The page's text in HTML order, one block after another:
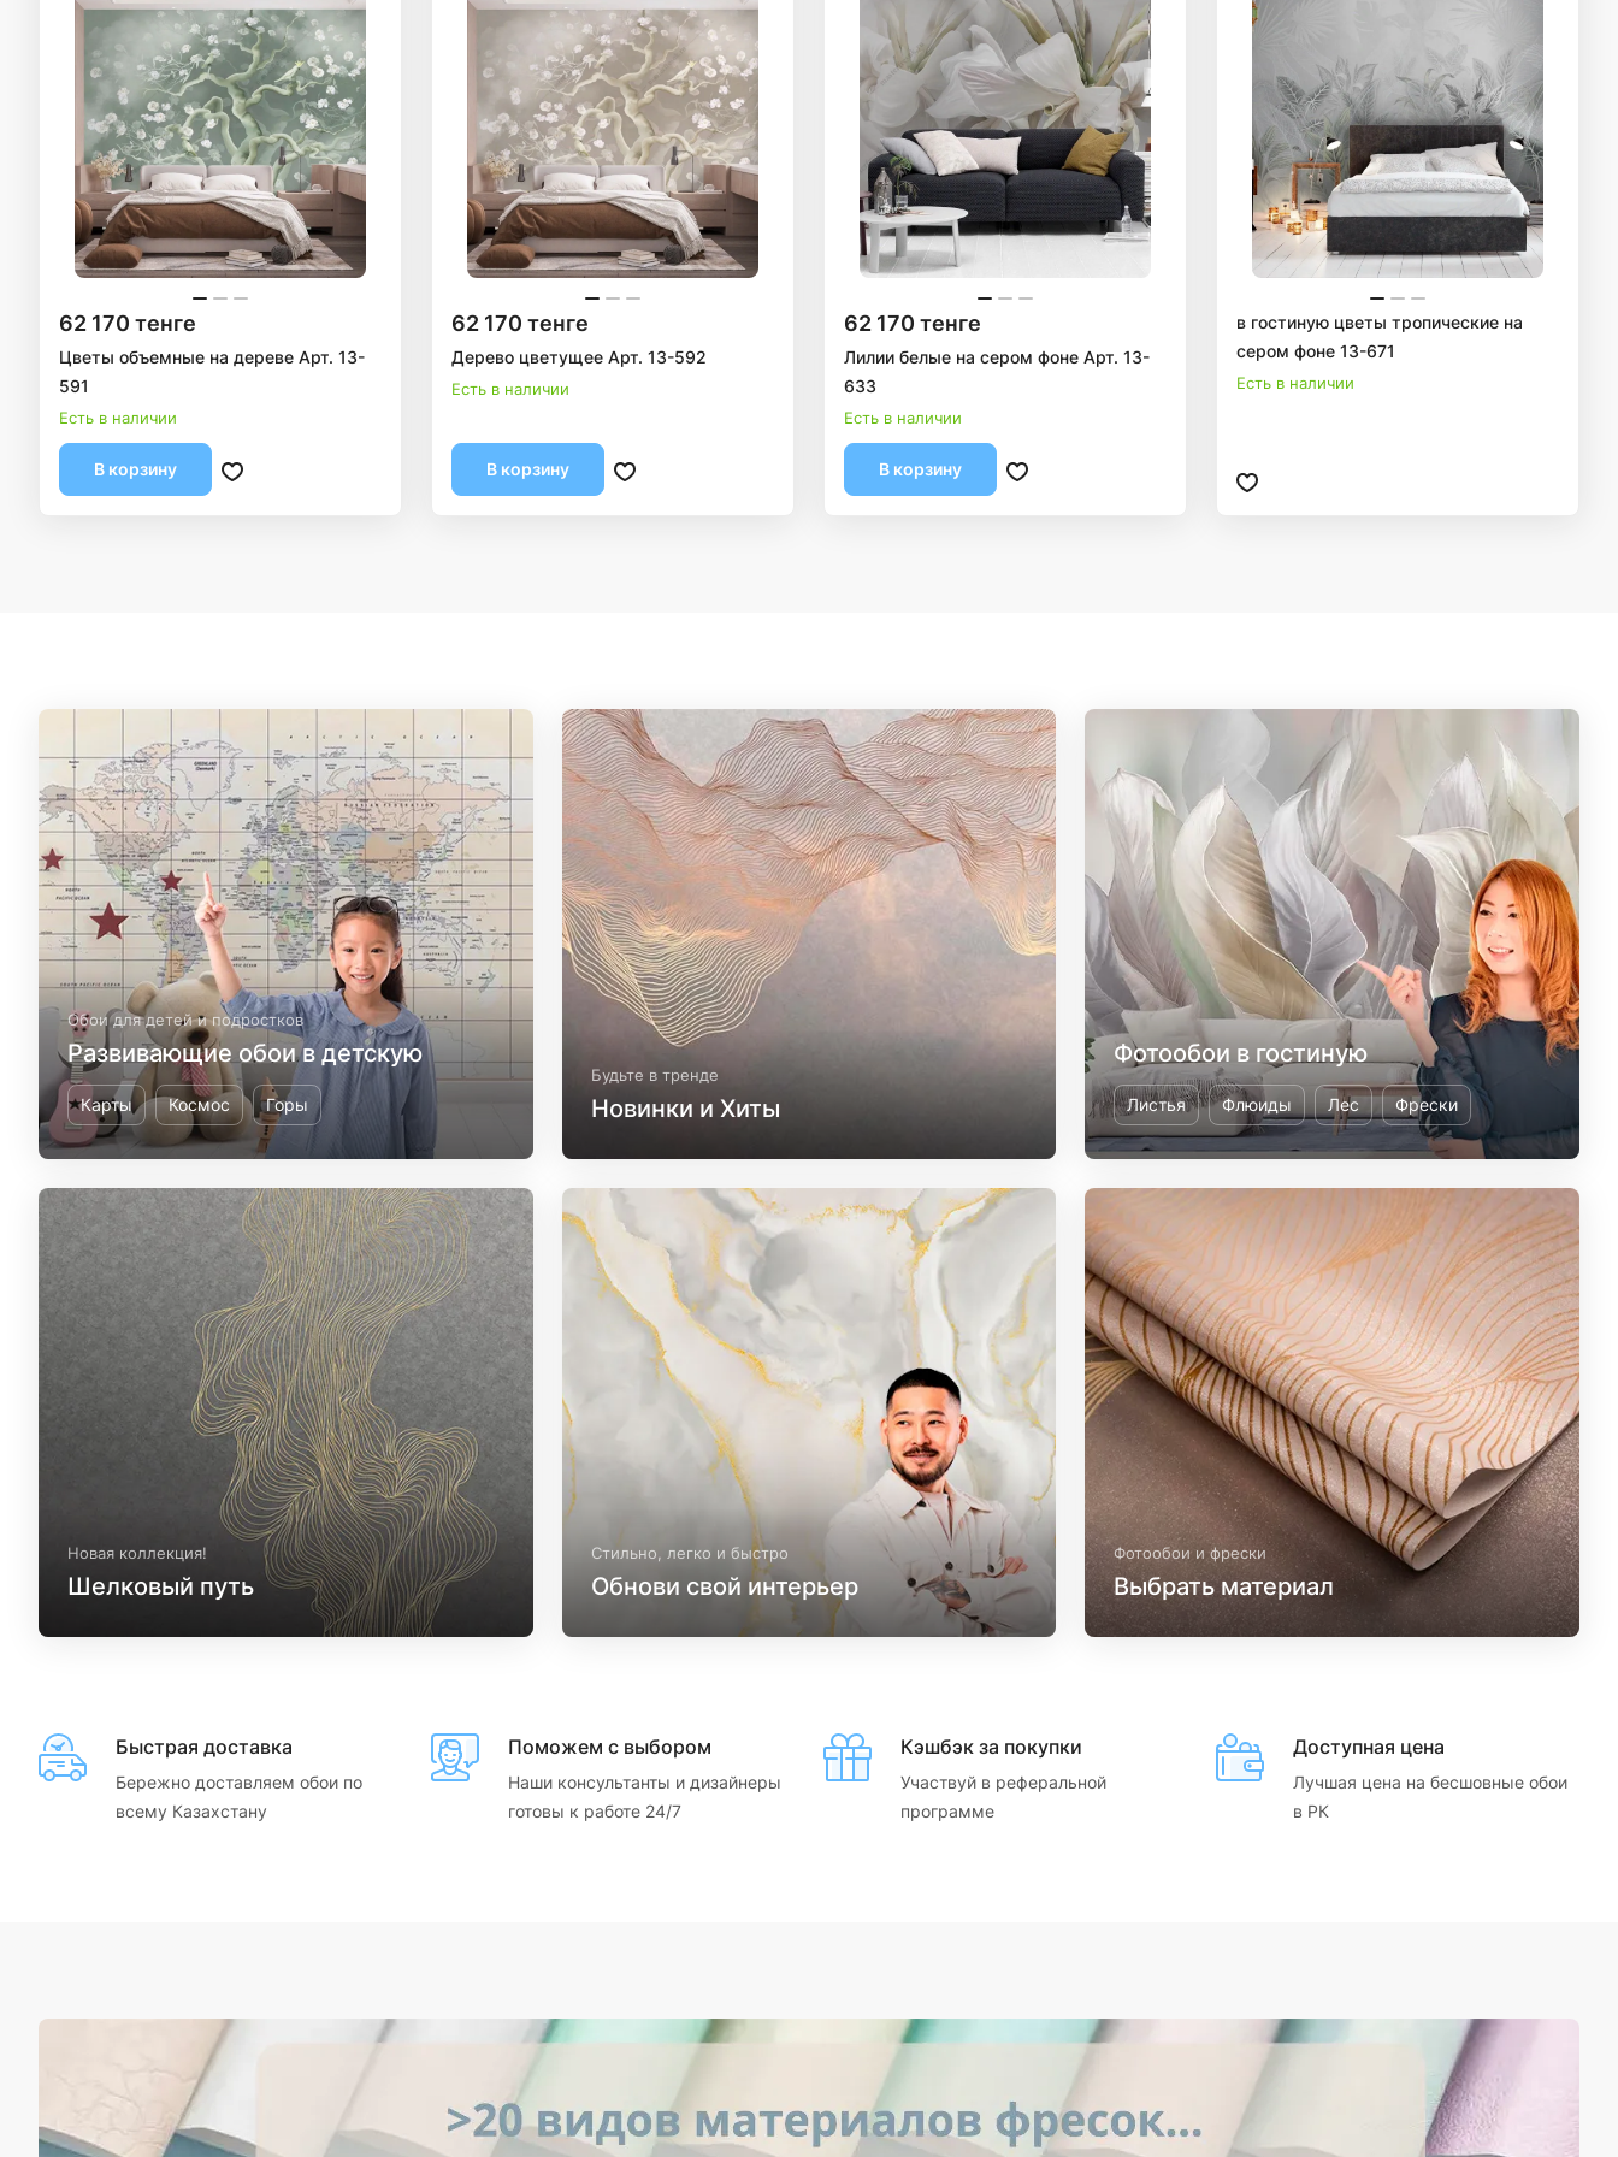
62 170 тенге
Цветы объемные на дереве Арт. 13-
591
Есть в наличии
В корзину
62 170 тенге
Дерево цветущее Арт. 13-592
Есть в наличии
В корзину
62 170 тенге
Лилии белые на сером фоне Арт. 13-
633
Есть в наличии
В корзину
в гостиную цветы тропические на
сером фоне 13-671
Есть в наличии
Обои для детей и подростков
Развивающие обои в детскую
Карты Космос Горы
Будьте в тренде
Новинки и Хиты
Фотообои в гостиную
Листья Флюиды Лес Фрески
Новая коллекция!
Шелковый путь
Стильно, легко и быстро
Обнови свой интерьер
Фотообои и фрески
Выбрать материал
Быстрая доставка
Бережно доставляем обои по
всему Казахстану
Поможем с выбором
Наши консультанты и дизайнеры
готовы к работе 24/7
Кэшбэк за покупки
Участвуй в реферальной
программе
Доступная цена
Лучшая цена на бесшовные обои
в РК